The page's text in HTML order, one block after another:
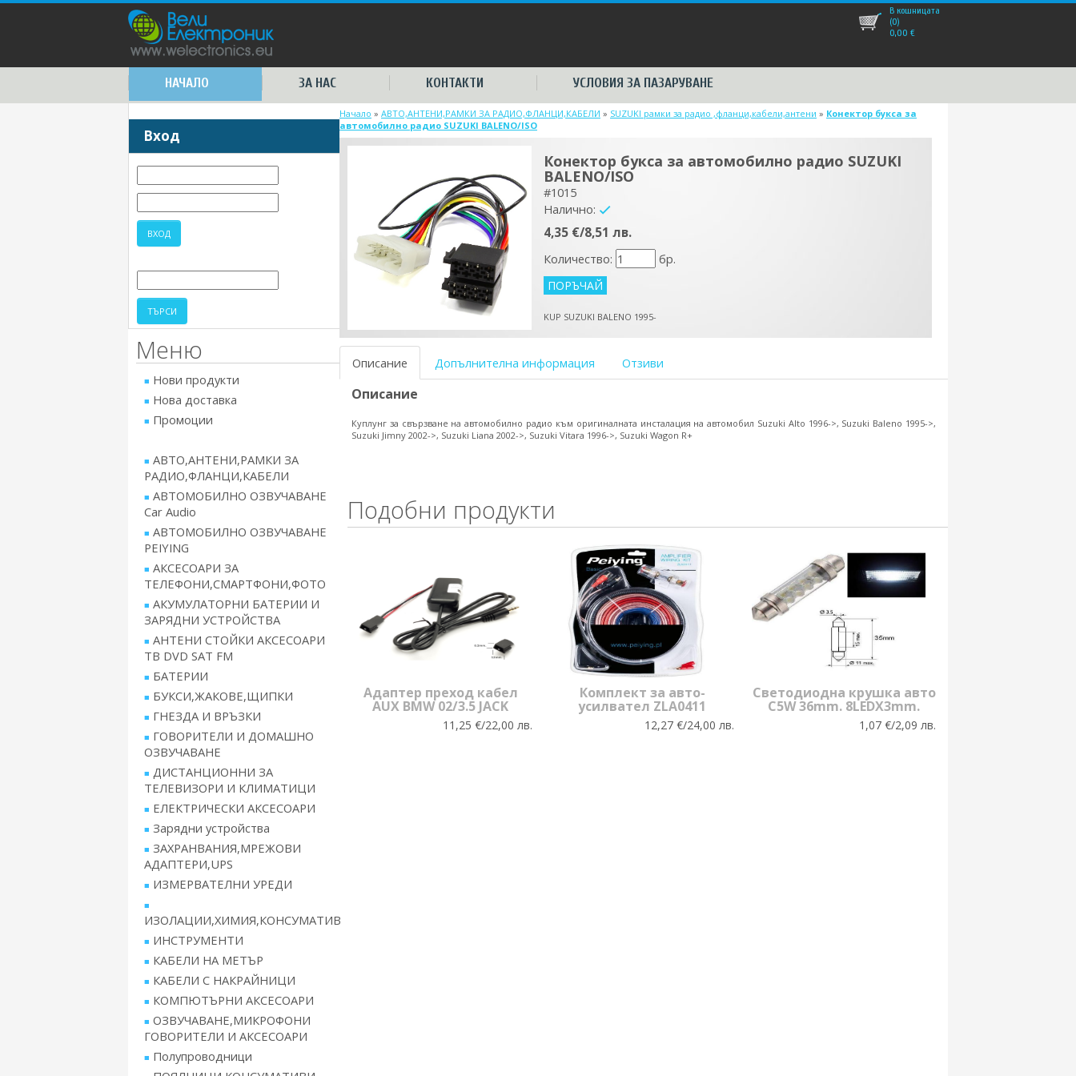
НАЧАЛО ЗА НАС КОНТАКТИ УСЛОВИЯ ЗА ПАЗАРУВАНЕ
В кошницата
(0)
0,00 €
Вход
Меню
Нови продукти
Нова доставка
Промоции
АВТО,АНТЕНИ,РАМКИ ЗА
РАДИО,ФЛАНЦИ,КАБЕЛИ
АВТОМОБИЛНО ОЗВУЧАВАНЕ
Car Audio
АВТОМОБИЛНО ОЗВУЧАВАНЕ
PEIYING
АКСЕСОАРИ ЗА
ТЕЛЕФОНИ,СМАРТФОНИ,ФОТО
АКУМУЛАТОРНИ БАТЕРИИ И
ЗАРЯДНИ УСТРОЙСТВА
АНТЕНИ СТОЙКИ АКСЕСОАРИ
ТВ DVD SAT FM
БАТЕРИИ
БУКСИ,ЖАКОВЕ,ЩИПКИ
ГНЕЗДА И ВРЪЗКИ
ГОВОРИТЕЛИ И ДОМАШНО
ОЗВУЧАВАНЕ
ДИСТАНЦИОННИ ЗА
ТЕЛЕВИЗОРИ И КЛИМАТИЦИ
ЕЛЕКТРИЧЕСКИ АКСЕСОАРИ
Зарядни устройства
ЗАХРАНВАНИЯ,МРЕЖОВИ
АДАПТЕРИ,UPS
ИЗМЕРВАТЕЛНИ УРЕДИ
ИЗОЛАЦИИ,ХИМИЯ,КОНСУМАТИВ
ИНСТРУМЕНТИ
КАБЕЛИ НА МЕТЪР
КАБЕЛИ С НАКРАЙНИЦИ
КОМПЮТЪРНИ АКСЕСОАРИ
ОЗВУЧАВАНЕ,МИКРОФОНИ
ГОВОРИТЕЛИ И АКСЕСОАРИ
Полупроводници
Начало » АВТО,АНТЕНИ,РАМКИ ЗА РАДИО,ФЛАНЦИ,КАБЕЛИ » SUZUKI рамки за радио ,фланци,кабели,антени » Конектор букса за
автомобилно радио SUZUKI BALENO/ISO
Конектор букса за автомобилно радио SUZUKI
BALENO/ISO
#1015
Налично:
4,35 €/8,51 лв.
Количество: бр.
KUP SUZUKI BALENO 1995-
Описание Допълнителна информация Отзиви
Описание
Куплунг за свързване на автомобилно радио към оригиналната инсталация на автомобил Suzuki Alto 1996->, Suzuki Baleno 1995->,
Suzuki Jimny 2002->, Suzuki Liana 2002->, Suzuki Vitara 1996->, Suzuki Wagon R+
Подобни продукти
Адаптер преход кабел
AUX BMW 02/3.5 JACK
11,25 €/22,00 лв.
Комплект за авто-
усилвател ZLA0411
12,27 €/24,00 лв.
Светодиодна крушка авто
C5W 36mm. 8LEDX3mm.
1,07 €/2,09 лв.